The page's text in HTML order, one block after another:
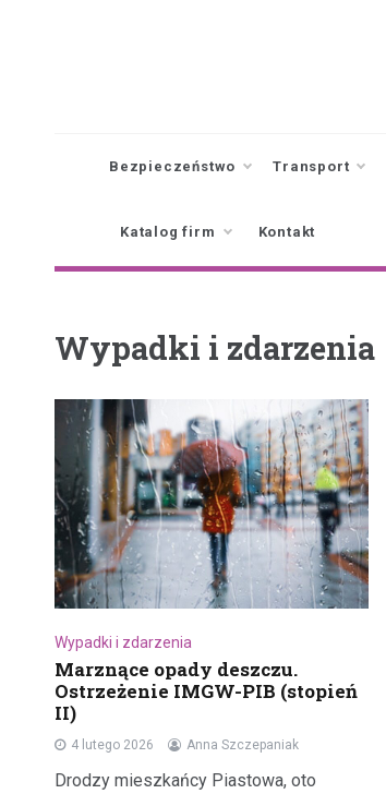
Bezpieczeństwo Transport
Katalog firm Kontakt
Wypadki i zdarzenia
Wypadki i zdarzenia
Marznące opady deszczu.
Ostrzeżenie IMGW-PIB (stopień
II)
4 lutego 2026 Anna Szczepaniak
Drodzy mieszkańcy Piastowa, oto